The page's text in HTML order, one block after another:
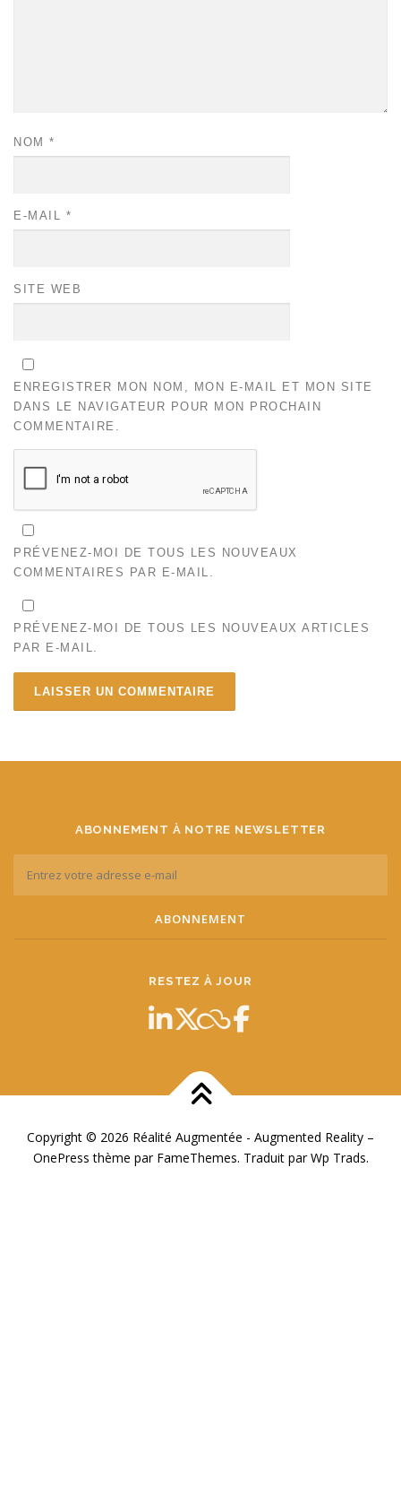
NOM *
E-MAIL *
SITE WEB
ENREGISTRER MON NOM, MON E-MAIL ET MON SITE
DANS LE NAVIGATEUR POUR MON PROCHAIN
COMMENTAIRE.
PRÉVENEZ-MOI DE TOUS LES NOUVEAUX
COMMENTAIRES PAR E-MAIL.
PRÉVENEZ-MOI DE TOUS LES NOUVEAUX ARTICLES
PAR E-MAIL.
ABONNEMENT À NOTRE NEWSLETTER
RESTEZ À JOUR
Copyright © 2026 Réalité Augmentée - Augmented Reality –
OnePress thème par FameThemes. Traduit par Wp Trads.